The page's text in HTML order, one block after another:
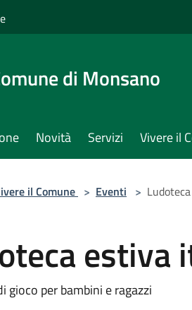
di Monsano
Novità Servizi Vivere il
il Comune > Eventi >
estiva
gioco per bambini e ragazzi